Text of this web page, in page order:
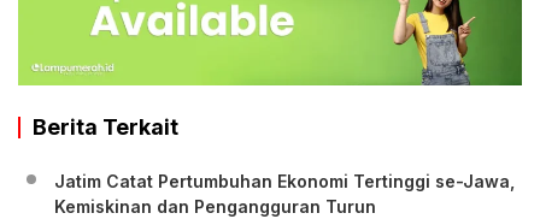
Berita Terkait
Jatim Catat Pertumbuhan Ekonomi Tertinggi se-Jawa,
Kemiskinan dan Pengangguran Turun